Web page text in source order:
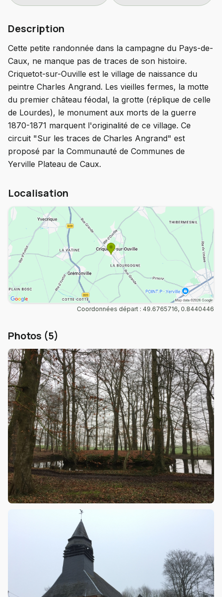
Description
Cette petite randonnée dans la campagne du Pays-de-
Caux, ne manque pas de traces de son histoire.
Criquetot-sur-Ouville est le village de naissance du
peintre Charles Angrand. Les vieilles fermes, la motte
du premier château féodal, la grotte (réplique de celle
de Lourdes), le monument aux morts de la guerre
1870-1871 marquent l'originalité de ce village. Ce
circuit "Sur les traces de Charles Angrand" est
proposé par la Communauté de Communes de
Yerville Plateau de Caux.
Localisation
Coordonnées départ : 49.6765716, 0.8440446
Photos (5)